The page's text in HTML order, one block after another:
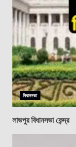
বিধানসভা
লাভপুর বিধানসভা কেন্দ্র